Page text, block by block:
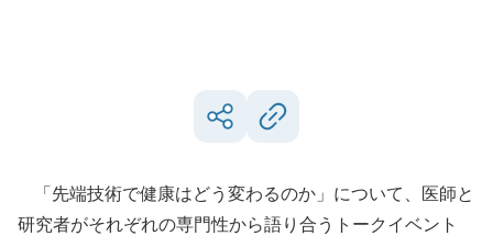
「先端技術で健康はどう変わるのか」について、医師と
研究者がそれぞれの専門性から語り合うトークイベント